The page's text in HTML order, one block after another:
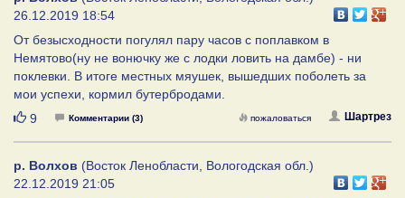
26.12.2019 18:54
От безысходности погулял пару часов с поплавком в
Немятово(ну не вонючку же с лодки ловить на дамбе) - ни
поклевки. В итоге местных мяушек, вышедших поболеть за
мои успехи, кормил бутербродами.
Нравится
9 Комментарии (3) Шартрез
пожаловаться
р. Волхов (Восток Ленобласти, Вологодская обл.)
22.12.2019 21:05